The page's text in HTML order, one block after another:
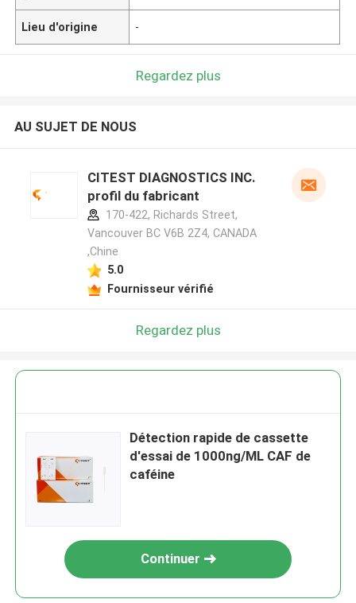
Lieu d'origine -
Regardez plus
AU SUJET DE NOUS
CITEST DIAGNOSTICS INC.
profil du fabricant
170-422, Richards Street,
Vancouver BC V6B 2Z4, CANADA
,Chine
5.0
Fournisseur vérifié
Regardez plus
Détection rapide de cassette
d'essai de 1000ng/ML CAF de
caféine
Continuer